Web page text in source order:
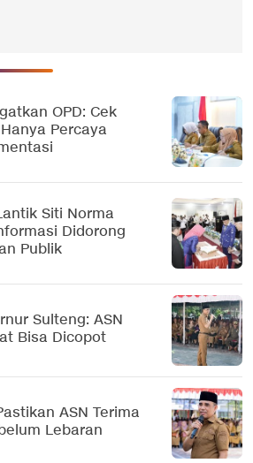
OPD: Cek
Percaya
Siti Norma
Didorong
Publik
Sulteng: ASN
Bisa Dicopot
ASN Terima
Lebaran